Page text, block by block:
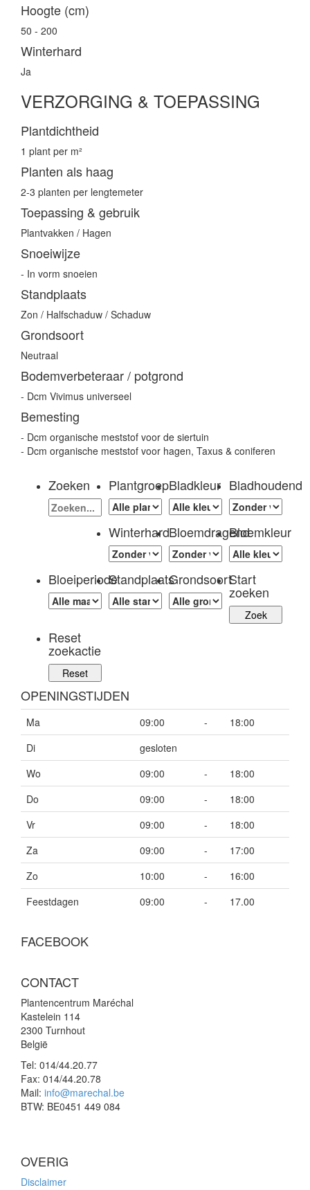
Hoogte (cm)
50 - 200
Winterhard
Ja
VERZORGING & TOEPASSING
Plantdichtheid
1 plant per m²
Planten als haag
2-3 planten per lengtemeter
Toepassing & gebruik
Plantvakken / Hagen
Snoeiwijze
- In vorm snoeien
Standplaats
Zon / Halfschaduw / Schaduw
Grondsoort
Neutraal
Bodemverbeteraar / potgrond
- Dcm Vivimus universeel
Bemesting
- Dcm organische meststof voor de siertuin
- Dcm organische meststof voor hagen, Taxus & coniferen
Zoeken PlantgroepBladkleur Bladhoudend
WinterhardBloemdragendBloemkleur
BloeiperiodeStandplaatsGrondsoortStart
zoeken
Reset
zoekactie
OPENINGSTIJDEN
Ma 09:00 -
18:00
Di
gesloten
Wo
09:00 -
18:00
Do
09:00 -
18:00
Vr
09:00 -
18:00
Za
09:00 -
17:00
Zo
10:00 -
16:00
Feestdagen
09:00 - 17.00
FACEBOOK
CONTACT
Plantencentrum Maréchal
Kastelein 114
2300 Turnhout
België
Tel: 014/44.20.77
Fax: 014/44.20.78
Mail: info@marechal.be
BTW: BE0451 449 084
OVERIG
Disclaimer